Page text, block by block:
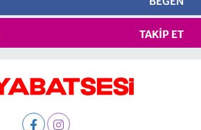
TAKIP ET